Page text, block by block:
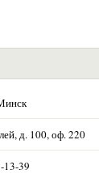
д. 100, оф. 220
13-39